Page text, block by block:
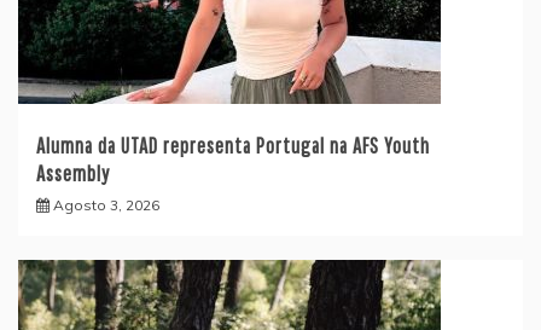
Alumna da UTAD representa Portugal na AFS Youth
Assembly
Agosto 3, 2026